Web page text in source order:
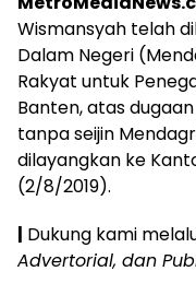
Wismansyah telah
Dalam Negeri
Rakyat untuk
Banten, atas
tanpa seijin
dilayangkan ke
(2/8/2019).
| Dukung kami
Advertorial, dan